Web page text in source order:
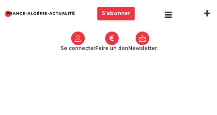
S’abonner
Se connecterFaire un donNewsletter